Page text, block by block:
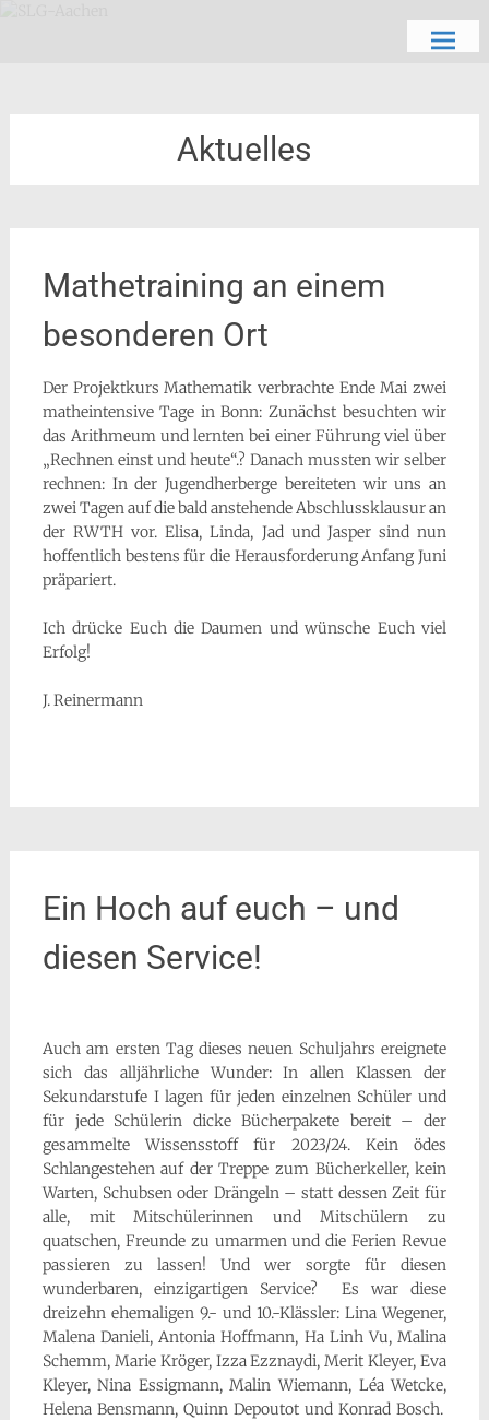
Aktuelles
Mathetraining an einem
besonderen Ort
Der Projektkurs Mathematik verbrachte Ende Mai zwei
matheintensive Tage in Bonn: Zunächst besuchten wir
das Arithmeum und lernten bei einer Führung viel über
„Rechnen einst und heute“.? Danach mussten wir selber
rechnen: In der Jugendherberge bereiteten wir uns an
zwei Tagen auf die bald anstehende Abschlussklausur an
der RWTH vor. Elisa, Linda, Jad und Jasper sind nun
hoffentlich bestens für die Herausforderung Anfang Juni
präpariert.
Ich drücke Euch die Daumen und wünsche Euch viel
Erfolg!
J. Reinermann
Ein Hoch auf euch – und
diesen Service!
Auch am ersten Tag dieses neuen Schuljahrs ereignete
sich das alljährliche Wunder: In allen Klassen der
Sekundarstufe I lagen für jeden einzelnen Schüler und
für jede Schülerin dicke Bücherpakete bereit – der
gesammelte Wissensstoff für 2023/24. Kein ödes
Schlangestehen auf der Treppe zum Bücherkeller, kein
Warten, Schubsen oder Drängeln – statt dessen Zeit für
alle, mit Mitschülerinnen und Mitschülern zu
quatschen, Freunde zu umarmen und die Ferien Revue
passieren zu lassen! Und wer sorgte für diesen
wunderbaren, einzigartigen Service? Es war diese
dreizehn ehemaligen 9.- und 10.-Klässler: Lina Wegener,
Malena Danieli, Antonia Hoffmann, Ha Linh Vu, Malina
Schemm, Marie Kröger, Izza Ezznaydi, Merit Kleyer, Eva
Kleyer, Nina Essigmann, Malin Wiemann, Léa Wetcke,
Helena Bensmann, Quinn Depoutot und Konrad Bosch.